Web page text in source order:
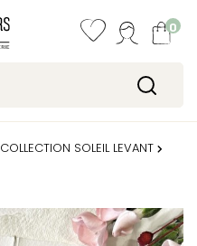
0
COLLECTION SOLEIL LEVANT